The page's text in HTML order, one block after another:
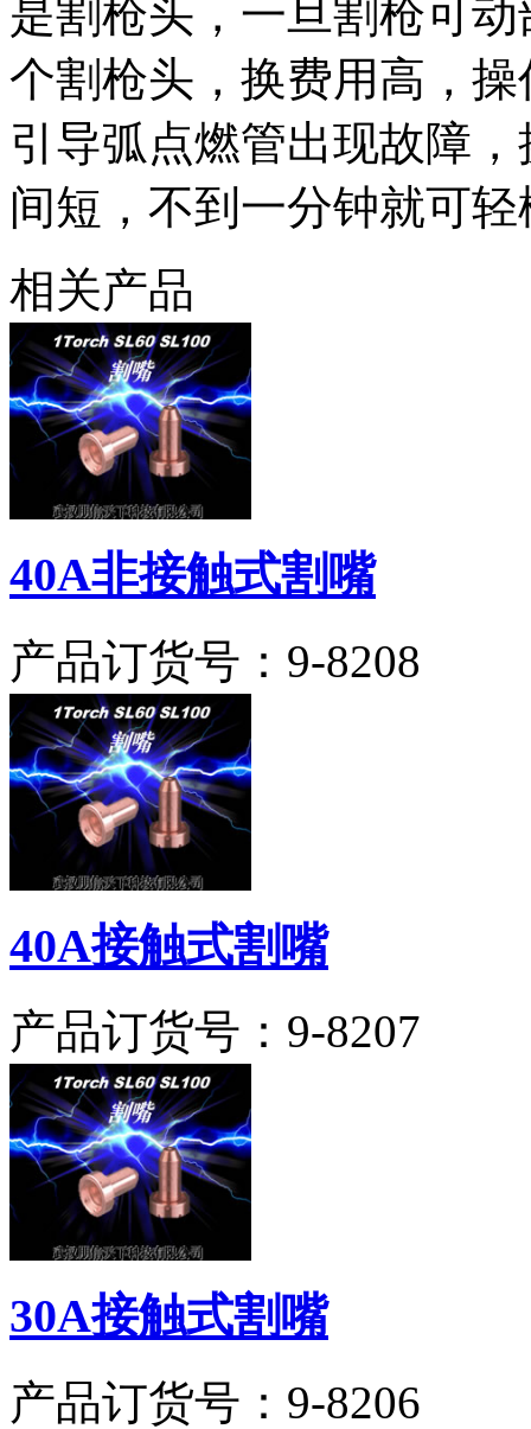
是割枪头，一旦割枪可
个割枪头，换费用高，
引导弧点燃管出现故障
间短，不到一分钟就可
相关产品
40A非接触式割嘴
产品订货号： 9-8208
40A接触式割嘴
产品订货号： 9-8207
30A接触式割嘴
产品订货号： 9-8206